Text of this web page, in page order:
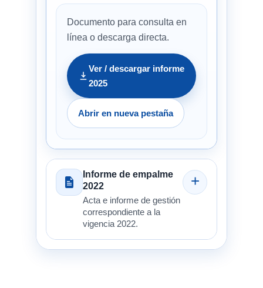
Documento para consulta en
línea o descarga directa.
Ver / descargar informe
2025
Abrir en nueva pestaña
Informe de empalme
2022
Acta e informe de gestión
correspondiente a la
vigencia 2022.